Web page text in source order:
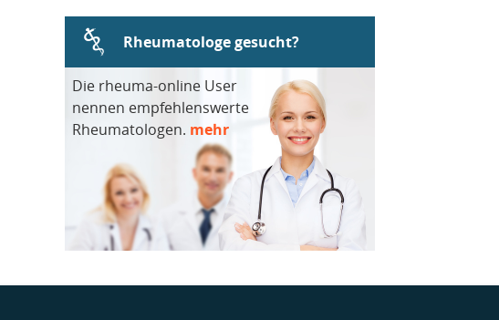
Rheumatologe gesucht?
Die rheuma-online User
nennen empfehlenswerte
Rheumatologen. mehr